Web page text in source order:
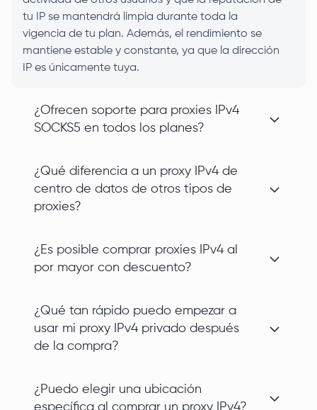
tu IP se mantendrá limpia durante toda la
vigencia de tu plan. Además, el rendimiento se
mantiene estable y constante, ya que la dirección
IP es únicamente tuya.
¿Ofrecen soporte para proxies IPv4
SOCKS5 en todos los planes?
¿Qué diferencia a un proxy IPv4 de
centro de datos de otros tipos de
proxies?
¿Es posible comprar proxies IPv4 al
por mayor con descuento?
¿Qué tan rápido puedo empezar a
usar mi proxy IPv4 privado después
de la compra?
¿Puedo elegir una ubicación
específica al comprar un proxy IPv4?